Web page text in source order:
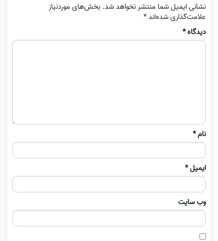
نشانی ایمیل شما منتشر نخواهد شد. بخش‌های موردنیاز
علامت‌گذاری شده‌اند*
دیدگاه*
نام*
ایمیل*
وب‌ سایت